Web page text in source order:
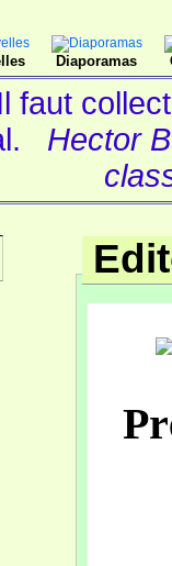
Diaporamas
faut
Hector